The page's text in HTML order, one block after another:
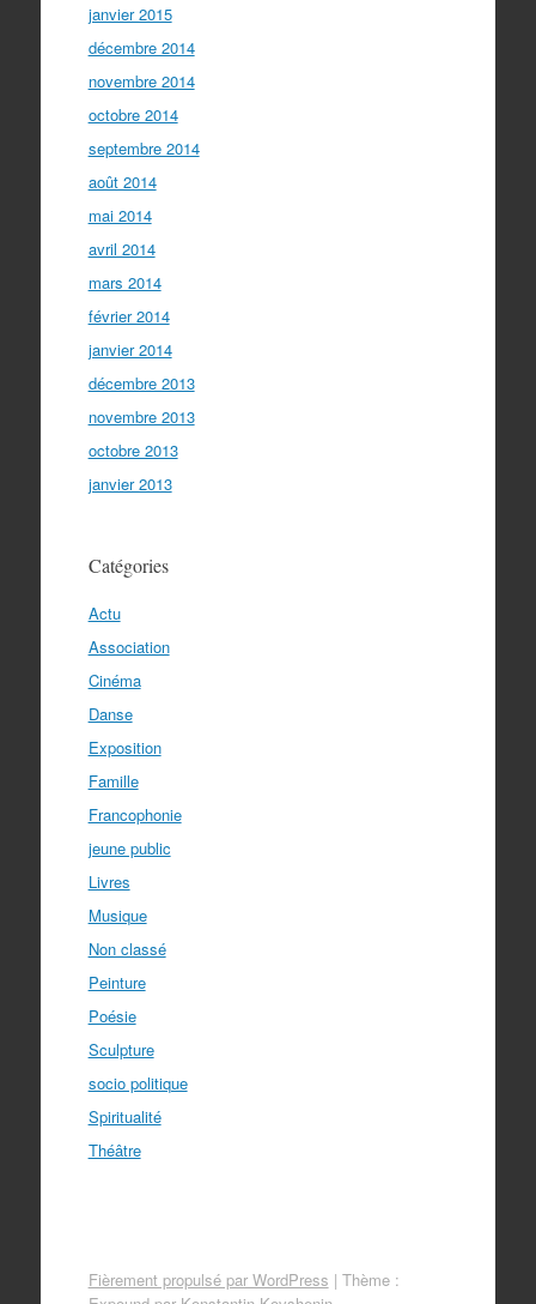
janvier 2015
décembre 2014
novembre 2014
octobre 2014
septembre 2014
août 2014
mai 2014
avril 2014
mars 2014
février 2014
janvier 2014
décembre 2013
novembre 2013
octobre 2013
janvier 2013
Catégories
Actu
Association
Cinéma
Danse
Exposition
Famille
Francophonie
jeune public
Livres
Musique
Non classé
Peinture
Poésie
Sculpture
socio politique
Spiritualité
Théâtre
Fièrement propulsé par WordPress | Thème :